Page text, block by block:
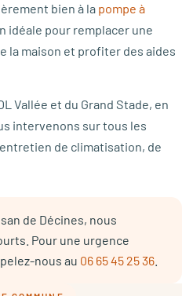
bien à la pompe à
idéale pour remplacer une
la maison et profiter des aides
Vallée et du Grand Stade, en
intervenons sur tous les
de climatisation, de
de Décines, nous
Pour une urgence
nous au 06 65 45 25 36